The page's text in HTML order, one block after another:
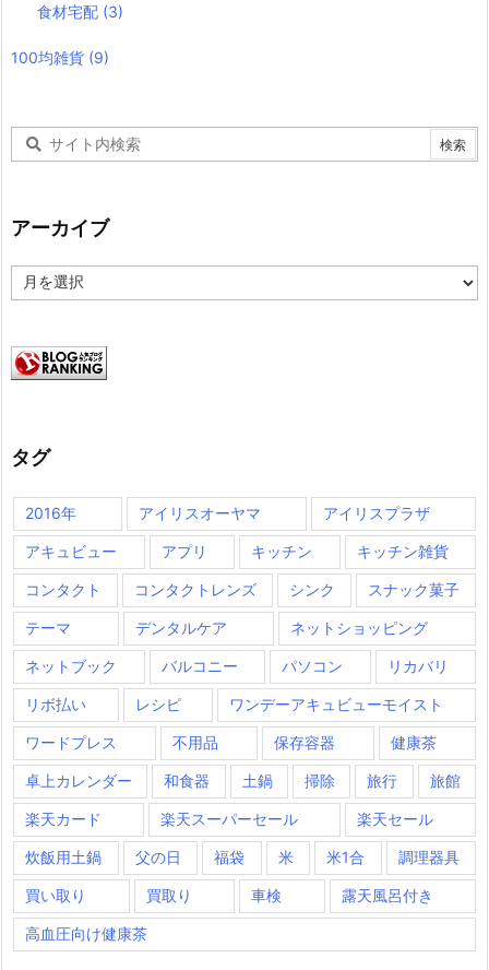
食材宅配 (3)
100均雑貨 (9)
アーカイブ
ー
ブ
タグ
2016年 アイリスオーヤマ アイリスプラザ
アキュビュー アプリ キッチン キッチン雑貨
コンタクト コンタクトレンズ シンク スナック菓子
テーマ デンタルケア ネットショッピング
ネットブック バルコニー パソコン リカバリ
リボ払い レシピ ワンデーアキュビューモイスト
ワードプレス 不用品 保存容器 健康茶
卓上カレンダー 和食器 土鍋 掃除 旅行 旅館
楽天カード 楽天スーパーセール 楽天セール
炊飯用土鍋 父の日 福袋 米 米1合 調理器具
買い取り 買取り 車検 露天風呂付き
高血圧向け健康茶